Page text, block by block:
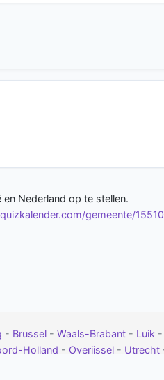
Nederland op te stellen.
gemeente/
- Brussel - Waals-Brabant - Luik -
Holland - Overijssel - Utrecht